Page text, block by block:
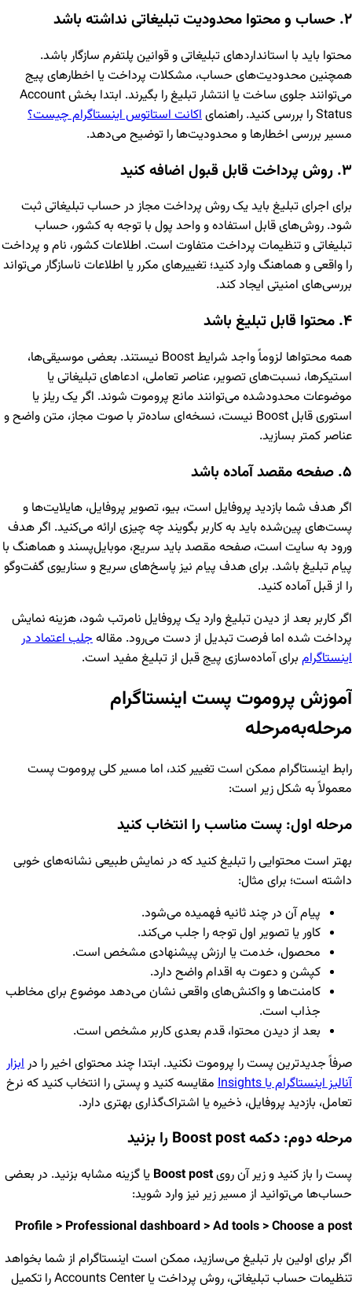
۲. حساب و محتوا محدودیت تبلیغاتی نداشته باشد
محتوا باید با استانداردهای تبلیغاتی و قوانین پلتفرم سازگار باشد.
همچنین محدودیت‌های حساب، مشکلات پرداخت یا اخطارهای پیج
می‌توانند جلوی ساخت یا انتشار تبلیغ را بگیرند. ابتدا بخش Account
Status را بررسی کنید. راهنمای
اکانت استاتوس اینستاگرام چیست؟
مسیر بررسی اخطارها و محدودیت‌ها را توضیح می‌دهد.
۳. روش پرداخت قابل قبول اضافه کنید
برای اجرای تبلیغ باید یک روش پرداخت مجاز در حساب تبلیغاتی ثبت
شود. روش‌های قابل استفاده و واحد پول با توجه به کشور، حساب
تبلیغاتی و تنظیمات پرداخت متفاوت است. اطلاعات کشور، نام و پرداخت
را واقعی و هماهنگ وارد کنید؛ تغییرهای مکرر یا اطلاعات ناسازگار می‌تواند
بررسی‌های امنیتی ایجاد کند.
۴. محتوا قابل تبلیغ باشد
همه محتواها لزوماً واجد شرایط Boost نیستند. بعضی موسیقی‌ها،
استیکرها، نسبت‌های تصویر، عناصر تعاملی، ادعاهای تبلیغاتی یا
موضوعات محدودشده می‌توانند مانع پروموت شوند. اگر یک ریلز یا
استوری قابل Boost نیست، نسخه‌ای ساده‌تر با صوت مجاز، متن واضح و
عناصر کمتر بسازید.
۵. صفحه مقصد آماده باشد
اگر هدف شما بازدید پروفایل است، بیو، تصویر پروفایل، هایلایت‌ها و
پست‌های پین‌شده باید به کاربر بگویند چه چیزی ارائه می‌کنید. اگر هدف
ورود به سایت است، صفحه مقصد باید سریع، موبایل‌پسند و هماهنگ با
پیام تبلیغ باشد. برای هدف پیام نیز پاسخ‌های سریع و سناریوی گفت‌وگو
را از قبل آماده کنید.
اگر کاربر بعد از دیدن تبلیغ وارد یک پروفایل نامرتب شود، هزینه نمایش
پرداخت شده اما فرصت تبدیل از دست می‌رود. مقالهجلب اعتماد در
اینستاگرام برای آماده‌سازی پیج قبل از تبلیغ مفید است.
آموزش پروموت پست اینستاگرام
مرحله‌به‌مرحله
رابط اینستاگرام ممکن است تغییر کند، اما مسیر کلی پروموت پست
معمولاً به شکل زیر است:
مرحله اول: پست مناسب را انتخاب کنید
بهتر است محتوایی را تبلیغ کنید که در نمایش طبیعی نشانه‌های خوبی
داشته است؛ برای مثال:
پیام آن در چند ثانیه فهمیده می‌شود.
کاور یا تصویر اول توجه را جلب می‌کند.
محصول، خدمت یا ارزش پیشنهادی مشخص است.
کپشن و دعوت به اقدام واضح دارد.
کامنت‌ها و واکنش‌های واقعی نشان می‌دهد موضوع برای مخاطب
جذاب است.
بعد از دیدن محتوا، قدم بعدی کاربر مشخص است.
صرفاً جدیدترین پست را پروموت نکنید. ابتدا چند محتوای اخیر را درابزار
آنالیز اینستاگرام یا Insights
مقایسه کنید و پستی را انتخاب کنید که نرخ
تعامل، بازدید پروفایل، ذخیره یا اشتراک‌گذاری بهتری دارد.
مرحله دوم: دکمه Boost post را بزنید
پست را باز کنید و زیر آن رویBoost post یا گزینه مشابه بزنید. در بعضی
حساب‌ها می‌توانید از مسیر زیر نیز وارد شوید:
Profile > Professional dashboard > Ad tools > Choose a post
اگر برای اولین بار تبلیغ می‌سازید، ممکن است اینستاگرام از شما بخواهد
تنظیمات حساب تبلیغاتی، روش پرداخت یا Accounts Center را تکمیل